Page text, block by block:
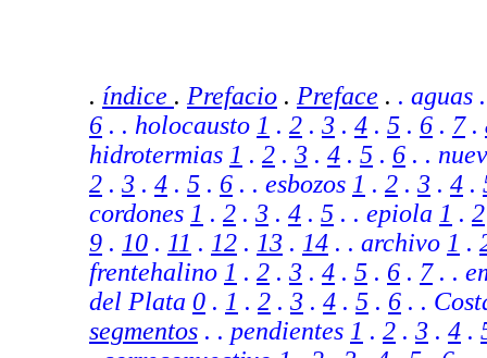
. índice . Prefacio . Preface . . aguas
6 . . holocausto 1 . 2 . 3 . 4 . 5 . 6 . 7.
hidrotermias 1 . 2 . 3 . 4 . 5 . 6 . .
2 . 3 . 4 . 5 . 6 . . esbozos 1 . 2 . 3 . 4 .
cordones 1 . 2 . 3 . 4 . 5 . . epiola 1 . 2
9 . 10 . 11 . 12 . 13 . 14 . . archivo 1 .
frentehalino 1 . 2 . 3 . 4 . 5 . 6 . 7. .
del Plata 0 . 1 . 2 . 3 . 4 . 5 . 6 . .
segmentos . . pendientes 1 . 2 . 3 . 4 .